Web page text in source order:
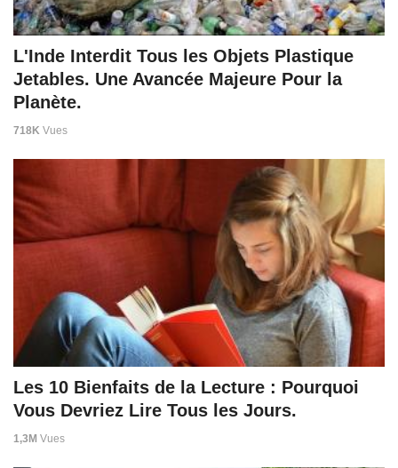
L'Inde Interdit Tous les Objets Plastique
Jetables. Une Avancée Majeure Pour la
Planète.
718K Vues
Les 10 Bienfaits de la Lecture : Pourquoi
Vous Devriez Lire Tous les Jours.
1,3M Vues